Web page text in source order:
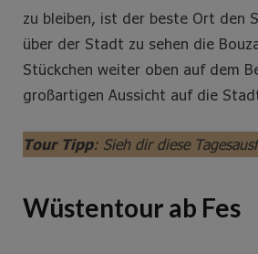
zu bleiben, ist der beste Ort den
über der Stadt zu sehen die
Stückchen weiter oben auf dem
großartigen Aussicht auf die
Tour Tipp: Sieh dir diese
Wüstentour ab Fes